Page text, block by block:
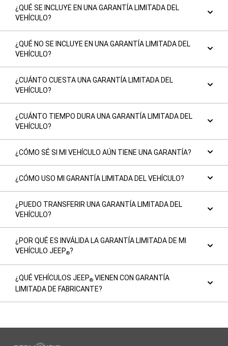
¿QUÉ SE INCLUYE EN UNA GARANTÍA LIMITADA DEL
VEHÍCULO?
¿QUÉ NO SE INCLUYE EN UNA GARANTÍA LIMITADA DEL
VEHÍCULO?
¿CUÁNTO CUESTA UNA GARANTÍA LIMITADA DEL
VEHÍCULO?
¿CUÁNTO TIEMPO DURA UNA GARANTÍA LIMITADA DEL
VEHÍCULO?
¿CÓMO SÉ SI MI VEHÍCULO AÚN TIENE UNA GARANTÍA?
¿CÓMO USO MI GARANTÍA LIMITADA DEL VEHÍCULO?
¿PUEDO TRANSFERIR UNA GARANTÍA LIMITADA DEL
VEHÍCULO?
¿POR QUÉ ES INVÁLIDA LA GARANTÍA LIMITADA DE MI
VEHÍCULO JEEP®?
¿QUÉ VEHÍCULOS JEEP® VIENEN CON GARANTÍA
LIMITADA DE FABRICANTE?